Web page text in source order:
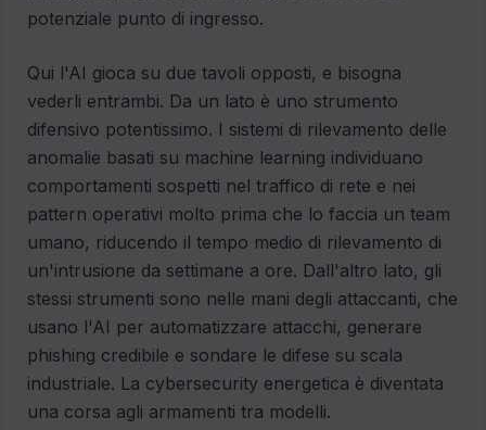
potenziale punto di ingresso.
Qui l'AI gioca su due tavoli opposti, e bisogna
vederli entrambi. Da un lato è uno strumento
difensivo potentissimo. I sistemi di rilevamento delle
anomalie basati su machine learning individuano
comportamenti sospetti nel traffico di rete e nei
pattern operativi molto prima che lo faccia un team
umano, riducendo il tempo medio di rilevamento di
un'intrusione da settimane a ore. Dall'altro lato, gli
stessi strumenti sono nelle mani degli attaccanti, che
usano l'AI per automatizzare attacchi, generare
phishing credibile e sondare le difese su scala
industriale. La cybersecurity energetica è diventata
una corsa agli armamenti tra modelli.